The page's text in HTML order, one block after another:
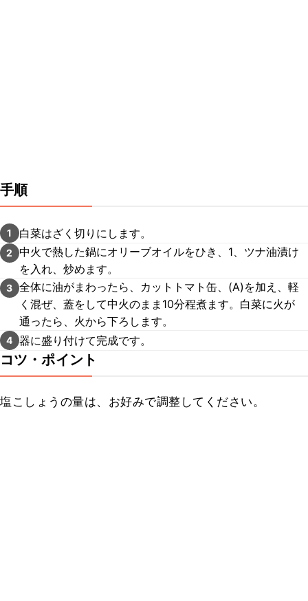
手順
1 白菜はざく切りにします。
2
中火で熱した鍋にオリーブオイルをひき、1、ツナ油漬け
を入れ、炒めます。
3 全体に油がまわったら、カットトマト缶、(A)を加え、軽
く混ぜ、蓋をして中火のまま10分程煮ます。白菜に火が
通ったら、火から下ろします。
4 器に盛り付けて完成です。
コツ・ポイント
塩こしょうの量は、お好みで調整してください。